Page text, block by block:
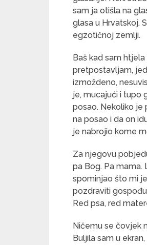
sam ja otišla na
glasa u Hrvatskoj.
egzotičnoj zemlji.
Baš kad sam
pretpostavljam,
izmoždeno,
je, mucajući i tupo
posao. Nekoliko je
na posao i da on
je nabrojio kome
Za njegovu
pa Bog. Pa mama.
spominjao što mi
pozdraviti gospođu
Red psa, red
Ničemu se čovjek
Buljila sam u